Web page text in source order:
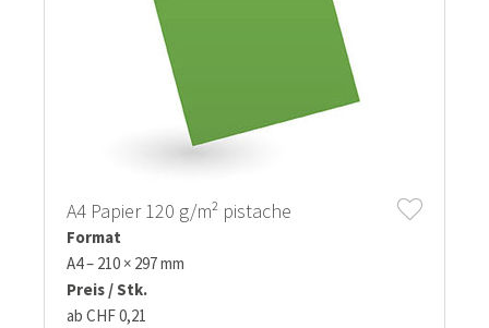
A4 Papier 120 g/m² pistache
Format
A4 – 210 × 297 mm
Preis / Stk.
ab CHF 0,21